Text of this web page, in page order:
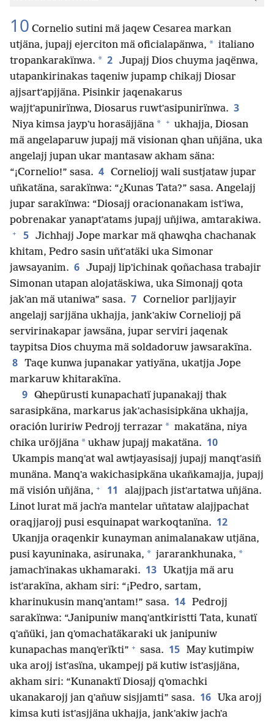
10 Cornelio sutini mä jaqew Cesarea markan
utjäna, jupajj ejerciton mä oficialapänwa, * italiano
tropankarakïnwa. * 2 Jupajj Dios chuyma jaqënwa,
utapankirinakas taqeniw jupamp chikajj Diosar
ajjsartʼapjjäna. Pisinkir jaqenakarus
wajjtʼapunirïnwa, Diosarus ruwtʼasipunirïnwa. 3
Niya kimsa jaypʼu horasäjjäna * + ukhajja, Diosan
mä angelaparuw jupajj mä visionan qhan uñjäna, uka
angelajj jupan ukar mantasaw akham säna:
“¡Cornelio!” sasa. 4 Corneliojj wali sustjataw jupar
uñkatäna, sarakïnwa: “¿Kunas Tata?” sasa. Angelajj
jupar sarakïnwa: “Diosajj oracionanakam istʼiwa,
pobrenakar yanaptʼatams jupajj uñjiwa, amtarakiwa.
+ 5 Jichhajj Jope markar mä qhawqha chachanak
khitam, Pedro sasin uñtʼatäki uka Simonar
jawsayanim. 6 Jupajj lipʼichinak qoñachasa trabajir
Simonan utapan alojatäskiwa, uka Simonajj qota
jakʼan mä utaniwa” sasa. 7 Cornelior parljjayir
angelajj sarjjäna ukhajja, jankʼakiw Corneliojj pä
servirinakapar jawsäna, jupar serviri jaqenak
taypitsa Dios chuyma mä soldadoruw jawsarakïna.
8 Taqe kunwa jupanakar yatiyäna, ukatjja Jope
markaruw khitarakïna.
9 Qhepürusti kunapachatï jupanakajj thak
sarasipkäna, markarus jakʼachasisipkäna ukhajja,
oración luririw Pedrojj terrazar * makatäna, niya
chika uröjjäna * ukhaw jupajj makatäna. 10
Ukampis manqʼat wal awtjayasisajj jupajj manqtʼasiñ
munäna. Manqʼa wakichasipkäna ukañkamajja, jupajj
mä visión uñjäna, + 11
alajjpach jistʼartatwa uñjäna.
Linot lurat mä jachʼa mantelar uñtataw alajjpachat
oraqjjarojj pusi esquinapat warkoqtanïna. 12
Ukanjja oraqenkir kunayman animalanakaw utjäna,
pusi kayuninaka, asirunaka, * jararankhunaka, *
jamachʼinakas ukhamaraki. 13
Ukatjja mä aru
istʼarakïna, akham siri: “¡Pedro, sartam,
kharinukusin manqʼantam!” sasa. 14 Pedrojj
sarakïnwa: “Janipuniw manqʼantkiristti Tata, kunatï
qʼañüki, jan qʼomachatäkaraki uk janipuniw
kunapachas manqʼerïkti” + sasa. 15 May kutimpiw
uka arojj istʼasïna, ukampejj pä kutiw istʼasjjäna,
akham siri: “Kunanaktï Diosajj qʼomachki
ukanakarojj jan qʼañuw sisjjamti” sasa. 16
Uka arojj
kimsa kuti istʼasjjäna ukhajja, jankʼakiw jachʼa